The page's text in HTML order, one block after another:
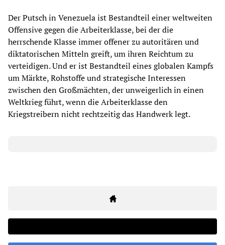
Der Putsch in Venezuela ist Bestandteil einer weltweiten
Offensive gegen die Arbeiterklasse, bei der die
herrschende Klasse immer offener zu autoritären und
diktatorischen Mitteln greift, um ihren Reichtum zu
verteidigen. Und er ist Bestandteil eines globalen Kampfs
um Märkte, Rohstoffe und strategische Interessen
zwischen den Großmächten, der unweigerlich in einen
Weltkrieg führt, wenn die Arbeiterklasse den
Kriegstreibern nicht rechtzeitig das Handwerk legt.